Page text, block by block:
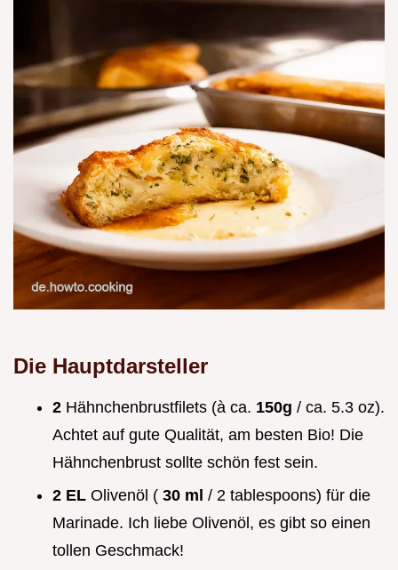
Die Hauptdarsteller
2 Hähnchenbrustfilets (à ca. 150g / ca. 5.3 oz).
Achtet auf gute Qualität, am besten Bio! Die
Hähnchenbrust sollte schön fest sein.
2 EL Olivenöl ( 30 ml / 2 tablespoons) für die
Marinade. Ich liebe Olivenöl, es gibt so einen
tollen Geschmack!